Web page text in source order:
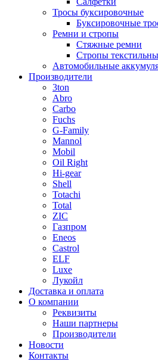
Тросы буксировочные
Буксировочные
Ремни и стропы
Стяжные ремни
Стропы
Автомобильные
Производители
3ton
Abro
Carbo
Fuchs
G-Family
Mannol
Mobil
Oil Right
Hi-gear
Shell
Totachi
Total
ZIC
Газпром
Еneos
Сastrol
ELF
Luxe
Лукойл
Доставка и оплата
О компании
Реквизиты
Наши партнеры
Производители
Новости
Контакты